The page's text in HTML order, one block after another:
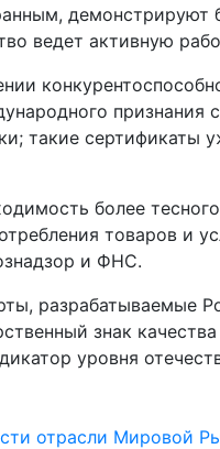
демонстрируют
ведет активную
признания
такие сертификаты
более
товаров и
и ФНС.
разрабатываемые
знак
уровня
отрасли Мировой